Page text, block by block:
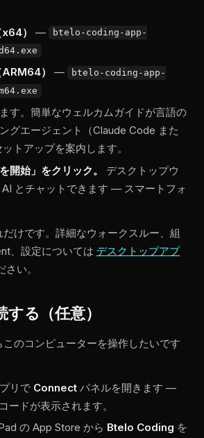
） —
btelo-coding-app-
） —
btelo-coding-app-
す。簡単なウェルカムガイドが言語の
グエージェント（Claude Code また
トアップを案内します。
開始」をクリック。
デスクトップウ
AI とチャットできます — スマートフォ
けです。詳細なウォークスルー、組
、設定については デスクトップアプ
い。
る（任意）
のコンピューターを操作したいです
リで Connect パネルを開きます —
ードが表示されます。
の App Store から Btelo Coding を